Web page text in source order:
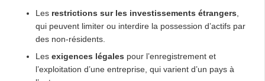
Les restrictions sur les investissements étrangers
qui peuvent limiter ou interdire la possession d’actifs par
des non-résidents.
Les exigences légales pour l’enregistrement et
l’exploitation d’une entreprise, qui varient d’un pays à